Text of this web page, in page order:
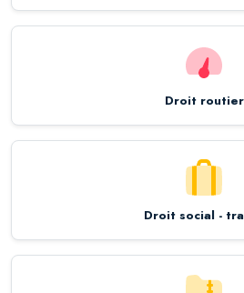
Droit routier
Droit social -